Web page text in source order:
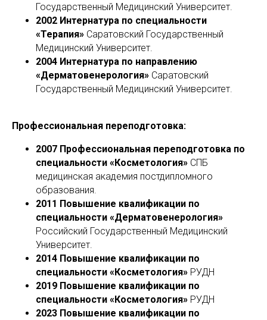
Государственный Медицинский Университет.
2002 Интернатура по специальности
«Терапия» Саратовский Государственный
Медицинский Университет.
2004 Интернатура по направлению
«Дерматовенерология» Саратовский
Государственный Медицинский Университет.
Профессиональная переподготовка:
2007 Профессиональная переподготовка по
специальности «Косметология» СПБ
медицинская академия постдипломного
образования.
2011 Повышение квалификации по
специальности «Дерматовенерология»
Российский Государственный Медицинский
Университет.
2014 Повышение квалификации по
специальности «Косметология» РУДН
2019 Повышение квалификации по
специальности «Косметология» РУДН
2023 Повышение квалификации по